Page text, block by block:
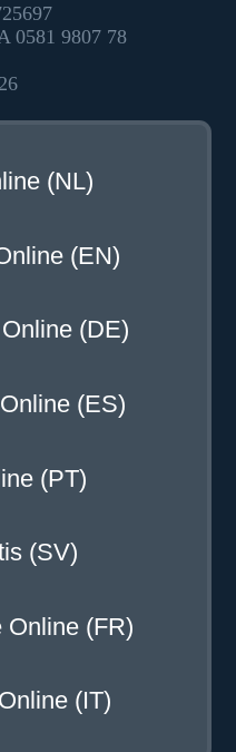
0581 9807 78
(NL)
(EN)
(DE)
(ES)
(PT)
(SV)
Online (FR)
(IT)